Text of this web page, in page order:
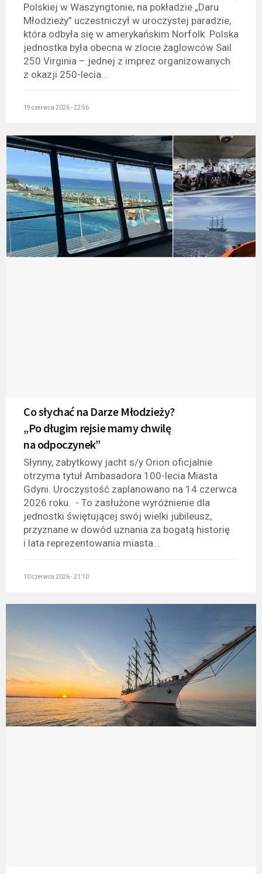
Polskiej w Waszyngtonie, na pokładzie „Daru
Młodzieży” uczestniczył w uroczystej paradzie,
która odbyła się w amerykańskim Norfolk. Polska
jednostka była obecna w zlocie żaglowców Sail
250 Virginia – jednej z imprez organizowanych
z okazji 250-lecia...
19 czerwca 2026 - 22:56
Co słychać na Darze Młodzieży?
„Po długim rejsie mamy chwilę
na odpoczynek”
Słynny, zabytkowy jacht s/y Orion oficjalnie
otrzyma tytuł Ambasadora 100-lecia Miasta
Gdyni. Uroczystość zaplanowano na 14 czerwca
2026 roku. - To zasłużone wyróżnienie dla
jednostki świętującej swój wielki jubileusz,
przyznane w dowód uznania za bogatą historię
i lata reprezentowania miasta...
10 czerwca 2026 - 21:10